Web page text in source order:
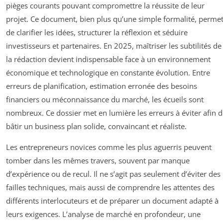
pièges courants pouvant compromettre la réussite de leur
projet. Ce document, bien plus qu’une simple formalité, permet
de clarifier les idées, structurer la réflexion et séduire
investisseurs et partenaires. En 2025, maîtriser les subtilités de
la rédaction devient indispensable face à un environnement
économique et technologique en constante évolution. Entre
erreurs de planification, estimation erronée des besoins
financiers ou méconnaissance du marché, les écueils sont
nombreux. Ce dossier met en lumière les erreurs à éviter afin
bâtir un business plan solide, convaincant et réaliste.
Les entrepreneurs novices comme les plus aguerris peuvent
tomber dans les mêmes travers, souvent par manque
d’expérience ou de recul. Il ne s’agit pas seulement d’éviter des
failles techniques, mais aussi de comprendre les attentes des
différents interlocuteurs et de préparer un document adapté à
leurs exigences. L’analyse de marché en profondeur, une